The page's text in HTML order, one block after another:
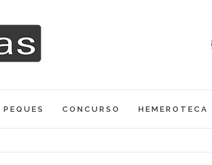
PEQUES CONCURSO HEMEROTECA